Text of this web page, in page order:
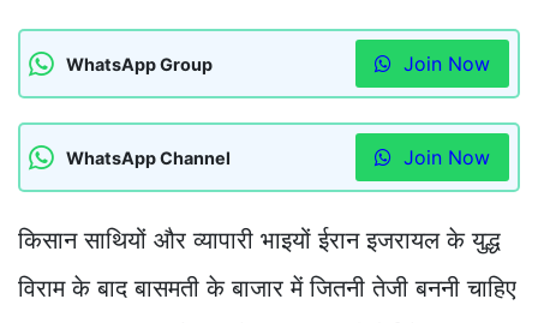
WhatsApp Group Join Now
WhatsApp Channel Join Now
किसान साथियों और व्यापारी भाइयों ईरान इजरायल के युद्ध
विराम के बाद बासमती के बाजार में जितनी तेजी बननी चाहिए